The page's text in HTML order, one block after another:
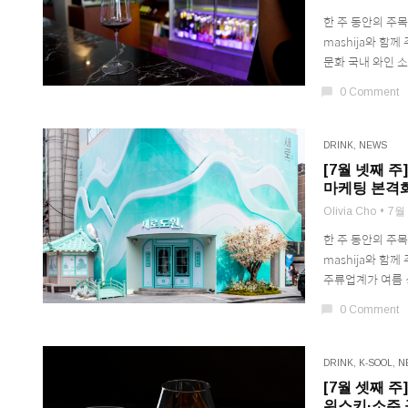
한 주 동안의 주
mashija와 함께
문화 국내 와인
chat_bubble 0 Comment
DRINK NEWS
[7월 넷째
마케팅 본격
Olivia Cho 7월
한 주 동안의 주
mashija와 함께
주류업계가 여름
chat_bubble 0 Comment
DRINK K-SOOL
[7월 셋째